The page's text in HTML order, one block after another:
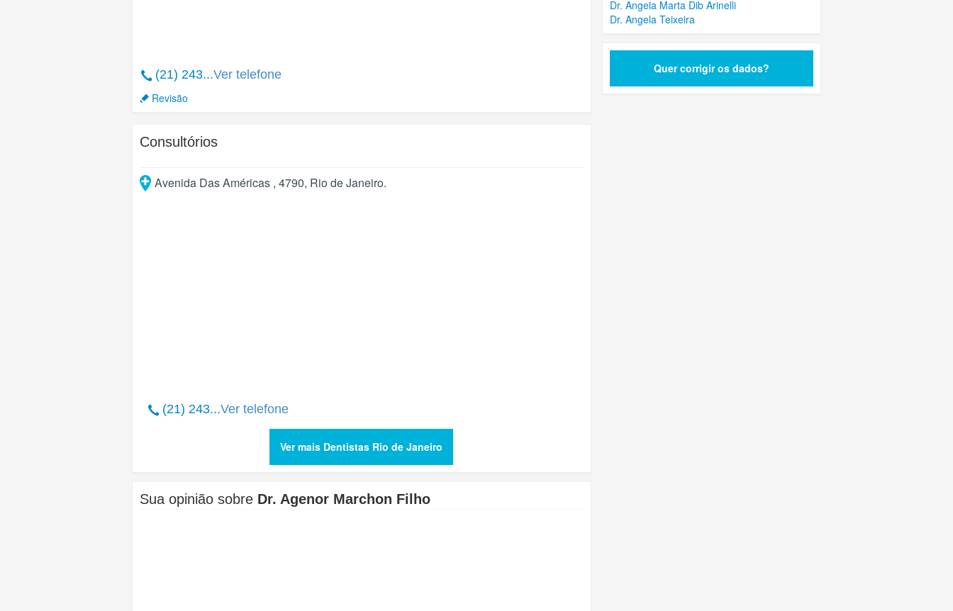
(21) 243...Ver telefone
Revisão
Consultórios
Avenida Das Américas , 4790, Rio de Janeiro.
(21) 243...Ver telefone
Ver mais Dentistas Rio de Janeiro
Sua opinião sobre Dr. Agenor Marchon Filho
Dr. Angela Marta Dib Arinelli
Dr. Angela Teixeira
Quer corrigir os dados?